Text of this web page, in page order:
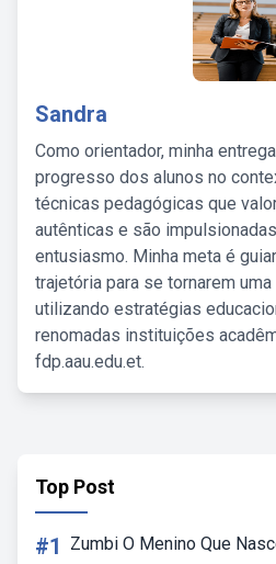
Sandra
Como orientador, minha
progresso dos alunos no
técnicas pedagógicas que
autênticas e são
entusiasmo. Minha meta é
trajetória para se tornarem
utilizando estratégias
renomadas instituições
fdp.aau.edu.et.
Top Post
#1 Zumbi O Menino Que